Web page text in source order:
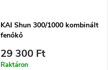
KAI Shun 300/1000 kombinált
fenőkő
29 300 Ft
Raktáron